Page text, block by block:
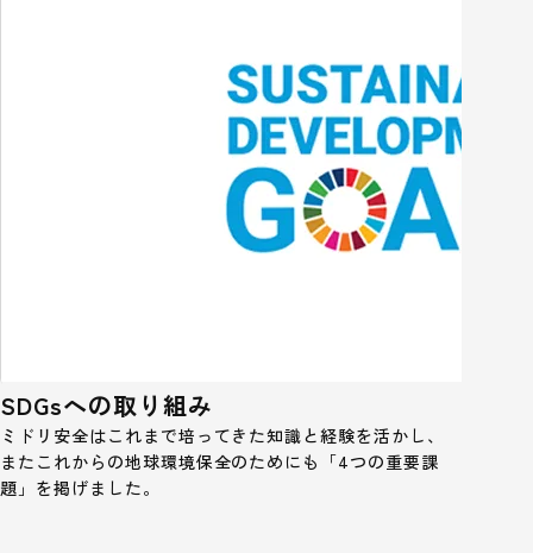
SDGsへの取り組み
ミドリ安全はこれまで培ってきた知識と経験を活かし、
またこれからの地球環境保全のためにも「4つの重要課
題」を掲げました。